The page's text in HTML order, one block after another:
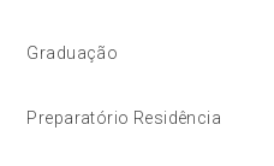
Graduação
Preparatório Residência